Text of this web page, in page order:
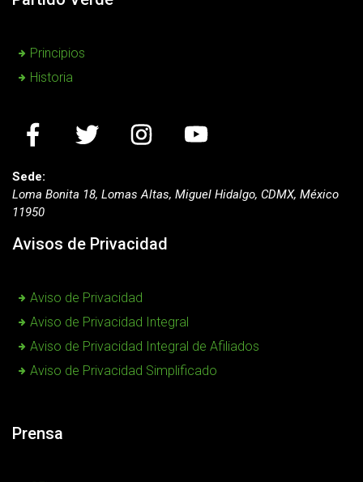
Principios
Historia
Sede:
Loma Bonita 18, Lomas Altas, Miguel Hidalgo, CDMX, México
11950
Avisos de Privacidad
Aviso de Privacidad
Aviso de Privacidad Integral
Aviso de Privacidad Integral de Afiliados
Aviso de Privacidad Simplificado
Prensa